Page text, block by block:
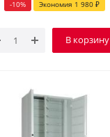
-10% Экономия 1 980₽
В корзину